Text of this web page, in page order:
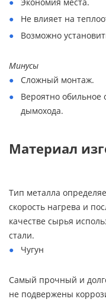
Не влияет на
Возможно
Минусы
Сложный монтаж.
Вероятно обильное
дымохода.
Материал
Тип металла
скорость нагрева и
качестве сырья
стали.
Чугун
Самый прочный и
не подвержены